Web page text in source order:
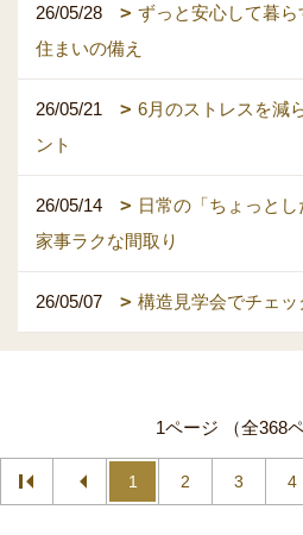
26/05/28
ずっと安心して暮
住まいの備え
26/05/21
6月のストレスを減
ント
26/05/14
日常の「ちょっとし
家事ラクな間取り
26/05/07 構造見学会でチェッ
1ページ （全368
1 2 3 4